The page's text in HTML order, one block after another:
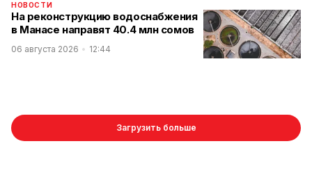
НОВОСТИ
На реконструкцию водоснабжения
в Манасе направят 40.4 млн сомов
06 августа 2026 12:44
Загрузить больше